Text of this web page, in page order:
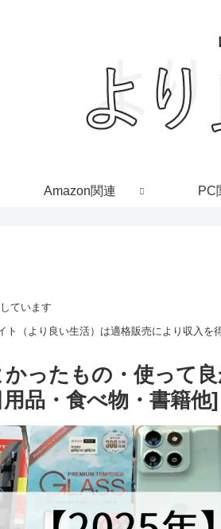
Amazon関連 PC
ています
ト（より良い生活）は適格販売により収入を
かったもの・使って
用品・食べ物・書籍他]